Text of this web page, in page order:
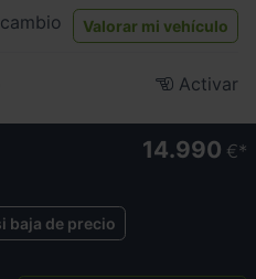
Valorar mi vehículo
Activar
14.990 €
baja de precio